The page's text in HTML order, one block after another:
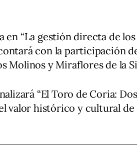
en “La gestión directa de
con la participación
Molinos y Miraflores de la
“El Toro de Coria:
valor histórico y cultural de